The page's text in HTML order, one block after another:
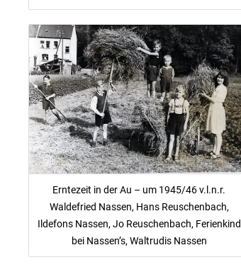
Erntezeit in der Au – um 1945/46 v.l.n.r.
Waldefried Nassen, Hans Reuschenbach,
Ildefons Nassen, Jo Reuschenbach, Ferienkind
bei Nassen’s, Waltrudis Nassen